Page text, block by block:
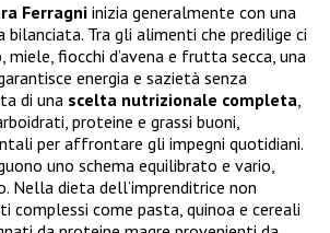
Ferragniinizia generalmente con una
bilanciata. Tra gli alimenti che predilige ci
fiocchi d’avena e frutta secca, una
energia e sazietà senza
di una scelta nutrizionale completa,
proteine e grassi buoni,
per affrontare gli impegni quotidiani.
uno schema equilibrato e vario,
Nella dieta dell’imprenditrice non
complessi come pasta, quinoa e cereali